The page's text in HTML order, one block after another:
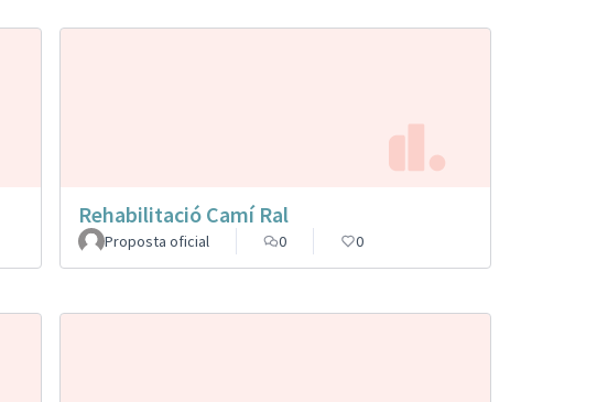
Rehabilitació Camí Ral
Proposta oficial 0 0